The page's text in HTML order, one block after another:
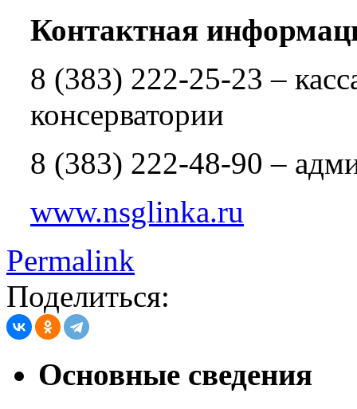
Контактная
8 (383) 222-25-23 –
консерватории
8 (383) 222-48-90 –
www.nsglinka.ru
Permalink
Поделиться:
Основные сведения